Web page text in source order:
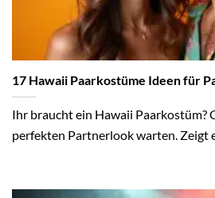
17 Hawaii Paarkostüme Ideen für
Ihr braucht ein Hawaii Paarkostüm?
perfekten Partnerlook warten. Zeigt